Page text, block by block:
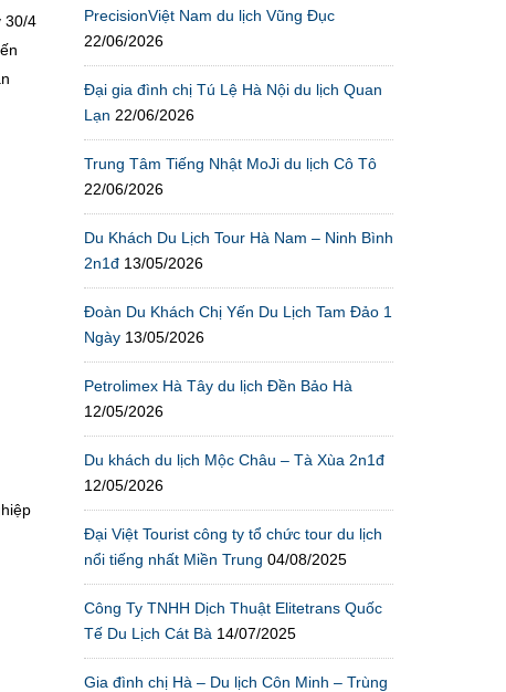
30/4
PrecisionViệt Nam du lịch Vũng Đục
22/06/2026
Đại gia đình chị Tú Lệ Hà Nội du lịch Quan
Lạn 22/06/2026
Trung Tâm Tiếng Nhật MoJi du lịch Cô Tô
22/06/2026
Du Khách Du Lịch Tour Hà Nam – Ninh Bình
2n1đ 13/05/2026
Đoàn Du Khách Chị Yến Du Lịch Tam Đảo 1
Ngày 13/05/2026
Petrolimex Hà Tây du lịch Đền Bảo Hà
12/05/2026
Du khách du lịch Mộc Châu – Tà Xùa 2n1đ
12/05/2026
Đại Việt Tourist công ty tổ chức tour du lịch
nổi tiếng nhất Miền Trung 04/08/2025
Công Ty TNHH Dịch Thuật Elitetrans Quốc
Tế Du Lịch Cát Bà 14/07/2025
Gia đình chị Hà – Du lịch Côn Minh – Trùng